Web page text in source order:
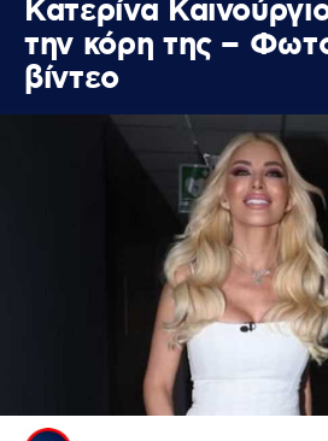
Κατερίνα
την κόρη της –
βίντεο